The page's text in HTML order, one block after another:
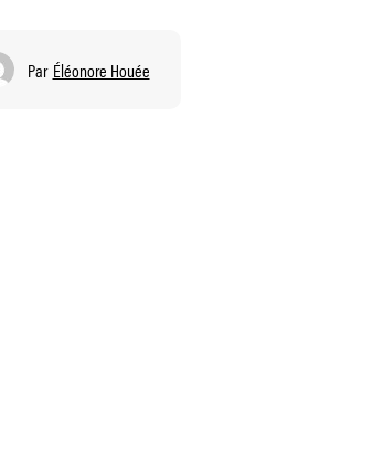
Par Éléonore Houée